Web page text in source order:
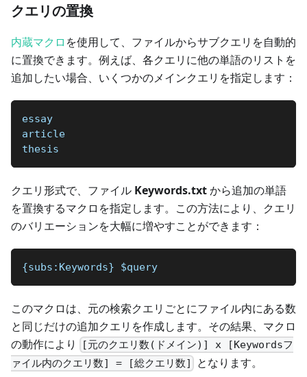
クエリの置換
内蔵マクロ を使用して、ファイルからサブクエリを自動的
に置換できます。例えば、各クエリに他の単語のリストを
追加したい場合、いくつかのメインクエリを指定します：
essay
article
thesis
クエリ形式で、ファイル Keywords.txtから追加の単語
を置換するマクロを指定します。この方法により、クエリ
のバリエーションを大幅に増やすことができます：
{subs:Keywords} $query
このマクロは、元の検索クエリごとにファイル内にある数
と同じだけの追加クエリを作成します。その結果、マクロ
の動作により
[元のクエリ数(ドメイン)] x [Keywordsフ
ァイル内のクエリ数] = [総クエリ数]
となります。